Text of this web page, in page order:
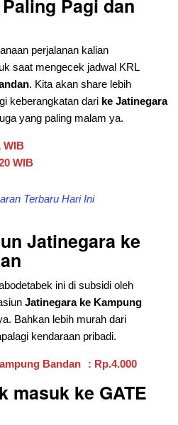
Pagi dan
perjalanan kalian
saat mengecek jadwal KRL
. Kita akan share lebih
keberangkatan dari ke Jatinegara
yang paling malam ya.
WIB
WIB
Terbaru Hari Ini
Jatinegara ke
ini di subsidi oleh
Jatinegara ke Kampung
Bahkan lebih murah dari
kendaraan pribadi.
Bandan : Rp.4.000
masuk ke GATE